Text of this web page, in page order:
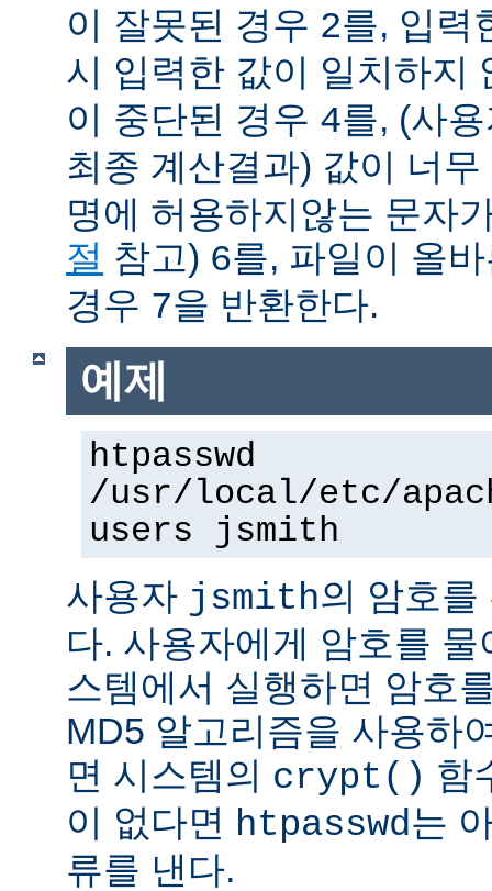
이 잘못된 경우 2를, 입력
시 입력한 값이 일치하지
이 중단된 경우 4를, (사
최종 계산결과) 값이 너
명에 허용하지않는 문자
절 참고) 6를, 파일이 올
경우 7을 반환한다.
예제
htpasswd
/usr/local/etc/
users jsmith
사용자 jsmith의 암호를
다. 사용자에게 암호를
스템에서 실행하면 암호
MD5 알고리즘을 사용하
면 시스템의 crypt() 함
이 없다면 htpasswd는
류를 낸다.